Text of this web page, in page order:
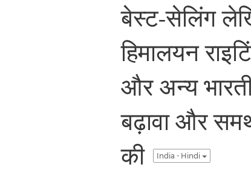
बेस्ट-सेलिंग
हिमालयन
और अन्य
बढ़ावा और
की
India - Hindi